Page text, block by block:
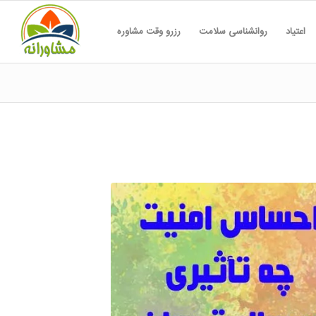
اعتیاد روانشناسی سلامت رزرو وقت مشاوره